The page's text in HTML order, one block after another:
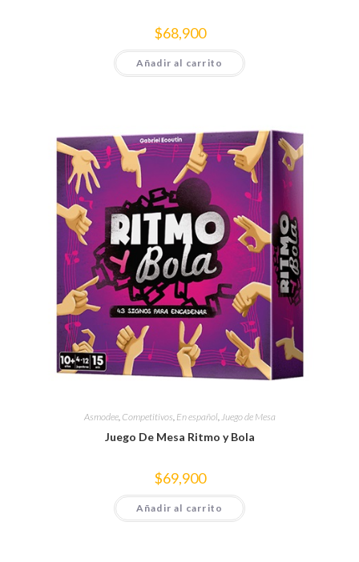
$68,900
Añadir al carrito
Asmodee, Competitivos En español, Juego de Mesa
Juego De Mesa Ritmo y Bola
$69,900
Añadir al carrito